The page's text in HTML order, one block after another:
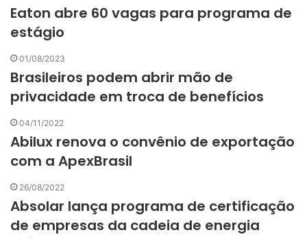
Eaton abre 60 vagas para programa de
estágio
01/08/2023
Brasileiros podem abrir mão de
privacidade em troca de benefícios
04/11/2022
Abilux renova o convênio de exportação
com a ApexBrasil
26/08/2022
Absolar lança programa de certificação
de empresas da cadeia de energia